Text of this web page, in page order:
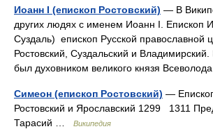
Иоанн I (епископ Ростовский) — В
других людях с именем Иоанн I. Епископ
Суздаль) епископ Русской православной
Ростовский, Суздальский и
был духовником великого князя
Симеон (епископ Ростовский) —
Ростовский и Ярославский 1299 1311
Тарасий …
Википедия